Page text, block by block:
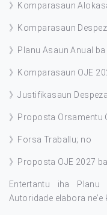
》Komparasaun
》Komparasaun
》Planu Asaun Anual ba
》Komparasaun OJE
》Justifikasaun
》Proposta Orsamentu
》Forsa Traballu; no
》Proposta OJE 2027
Entertantu iha Planu
Autoridade elabora